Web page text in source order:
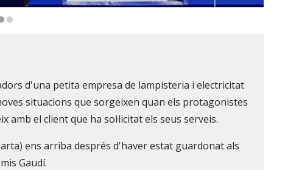
d'una petita empresa de lampisteria i electricitat
situacions que sorgeixen quan els protagonistes
el client que ha sol·licitat els seus serveis.
ens arriba després d'haver estat guardonat als
Gaudí.